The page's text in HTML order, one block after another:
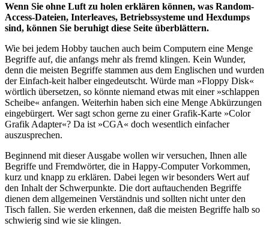
Wenn Sie ohne Luft zu holen erklären können, was Random-
Access-Dateien, Interleaves, Betriebssysteme und Hexdumps
sind, können Sie beruhigt diese Seite überblättern.
Wie bei jedem Hobby tauchen auch beim Computern eine Menge
Begriffe auf, die anfangs mehr als fremd klingen. Kein Wunder,
denn die meisten Begriffe stammen aus dem Englischen und wurden
der Einfach-keit halber eingedeutscht. Würde man »Floppy Disk«
wörtlich übersetzen, so könnte niemand etwas mit einer »schlappen
Scheibe« anfangen. Weiterhin haben sich eine Menge Abkürzungen
eingebürgert. Wer sagt schon gerne zu einer Grafik-Karte »Color
Grafik Adapter«? Da ist »CGA« doch wesentlich einfacher
auszusprechen.
Beginnend mit dieser Ausgabe wollen wir versuchen, Ihnen alle
Begriffe und Fremdwörter, die in Happy-Computer Vorkommen,
kurz und knapp zu erklären. Dabei legen wir besonders Wert auf
den Inhalt der Schwerpunkte. Die dort auftauchenden Begriffe
dienen dem allgemeinen Verständnis und sollten nicht unter den
Tisch fallen. Sie werden erkennen, daß die meisten Begriffe halb so
schwierig sind wie sie klingen.